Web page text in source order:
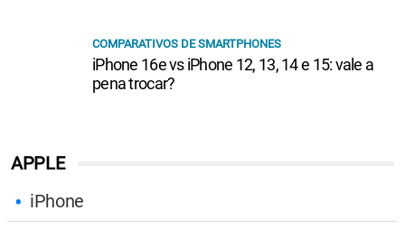
APPLE
iPhone
COMPARATIVOS DE SMARTPHONES
iPhone 16e vs iPhone 12, 13, 14 e 15: vale a
pena trocar?